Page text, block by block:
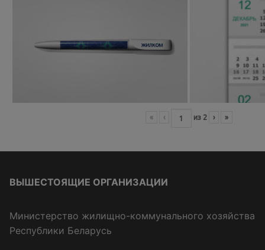
« ‹ из 2 › »
ВЫШЕСТОЯЩИЕ ОРГАНИЗАЦИИ
Министерство жилищно-коммунального хозяйства
Республики Беларусь